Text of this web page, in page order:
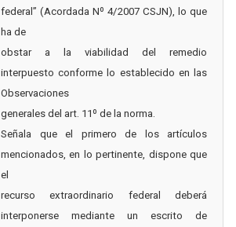
federal” (Acordada Nº 4/2007 CSJN), lo que
ha de
obstar a la viabilidad del remedio
interpuesto conforme lo establecido en las
Observaciones
generales del art. 11º de la norma.
Señala que el primero de los artículos
mencionados, en lo pertinente, dispone que
el
recurso extraordinario federal deberá
interponerse mediante un escrito de